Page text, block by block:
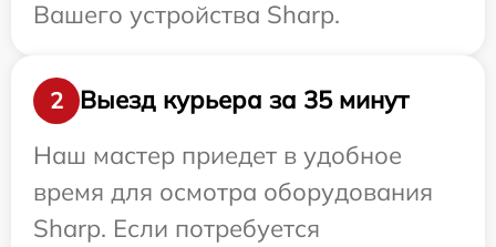
Вашего устройства Sharp.
2
Выезд курьера за 35 минут
Наш мастер приедет в удобное
время для осмотра оборудования
Sharp. Если потребуется